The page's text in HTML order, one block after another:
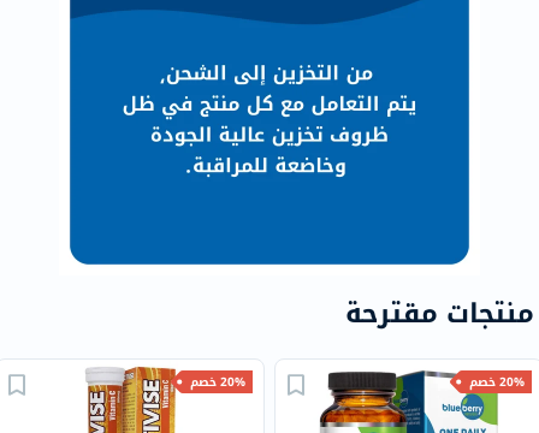
منتجات مقترحة
20% خصم 20% خصم